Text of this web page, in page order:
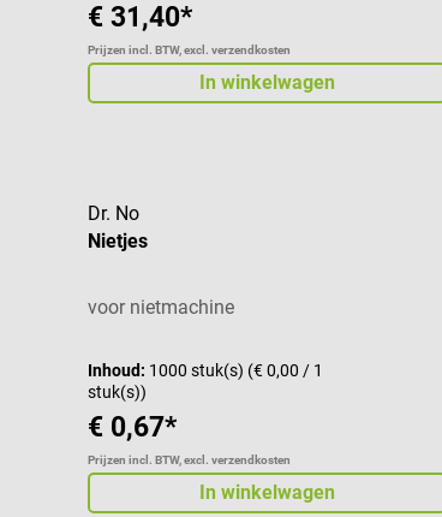
€ 31,40*
Prijzen incl. BTW, excl. verzendkosten
In winkelwagen
Dr. No
Nietjes
voor nietmachine
Inhoud: 1000 stuk(s) (€ 0,00 / 1
stuk(s))
€ 0,67*
Prijzen incl. BTW, excl. verzendkosten
In winkelwagen